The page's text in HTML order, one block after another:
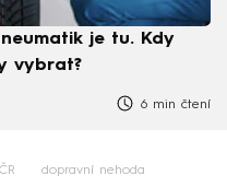
je tu. Kdy
vybrat?
6 min čtení
dopravní nehoda